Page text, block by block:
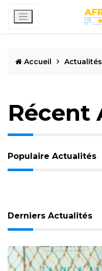
Accueil Actualités
Récent
Populaire Actualités
Derniers Actualités